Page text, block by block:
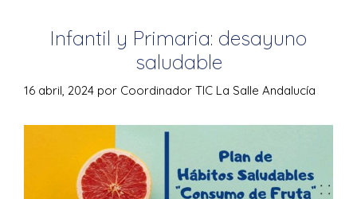
Infantil y Primaria: desayuno
saludable
16 abril, 2024 por Coordinador TIC La Salle Andalucía